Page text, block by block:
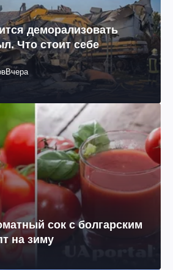
деморализовать
Что стоит себе
Вчера
сок с болгарским
на зиму